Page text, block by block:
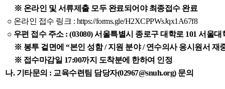
※ 온라인 및 서류제출 모두 완료되어야 최종접수 완료
○ 온라인 접수 링크 : https://forms.gle/H2XCPPWsJqx1A67f8
○ 우편 접수 주소 : (03080) 서울특별시 종로구 대학로 101 서울
※ 봉투 겉면에 “본인 성함 / 지원 분야 / 연수의사 응시원서 재
※ 접수마감일 17:00까지 도착분에 한하여 인정
나. 기타문의 : 교육수련팀 담당자(02967@snuh.org) 문의